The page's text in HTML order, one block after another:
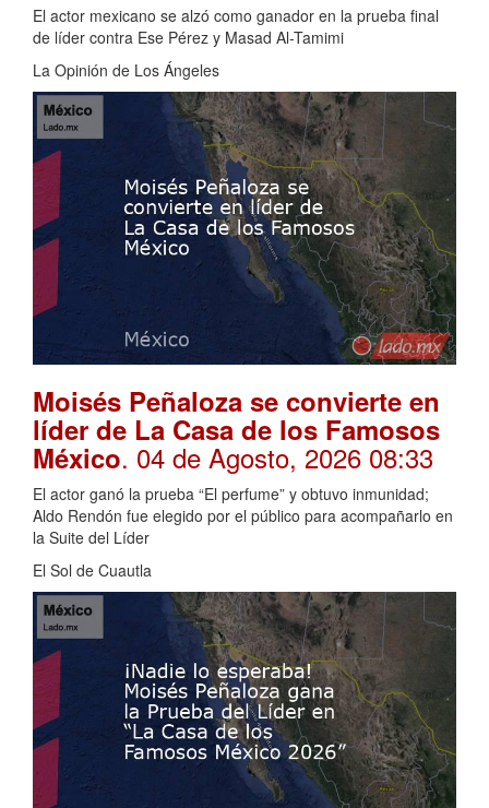
El actor mexicano se alzó como ganador en la prueba final
de líder contra Ese Pérez y Masad Al-Tamimi
La Opinión de Los Ángeles
Moisés Peñaloza se convierte en
líder de La Casa de los Famosos
México. 04 de Agosto, 2026 08:33
El actor ganó la prueba “El perfume” y obtuvo inmunidad;
Aldo Rendón fue elegido por el público para acompañarlo en
la Suite del Líder
El Sol de Cuautla